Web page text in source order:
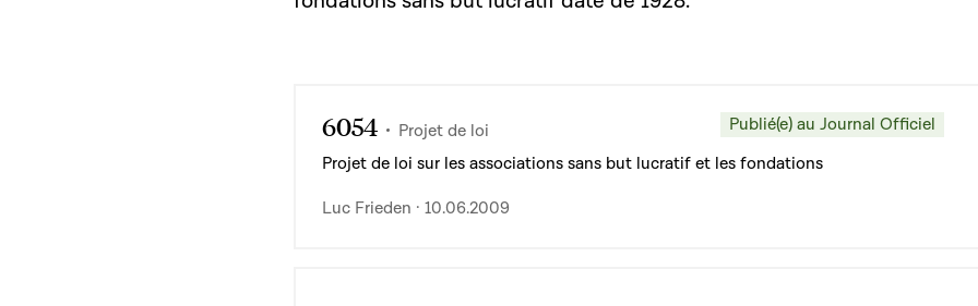
6054 Projet de loi
Publié(e) au Journal Officiel
Projet de loi sur les associations sans but lucratif et les fondations
Luc Frieden · 10.06.2009